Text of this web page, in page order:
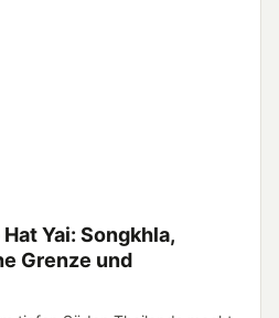
Yai: Songkhla,
Grenze und